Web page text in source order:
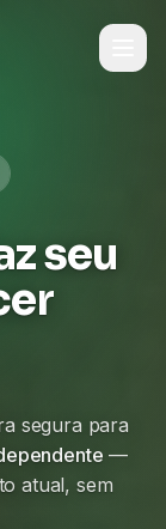
seu
segura para
—
atual, sem